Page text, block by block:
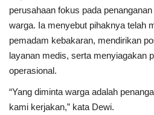
perusahaan fokus pada
warga. Ia menyebut pihaknya telah
pemadam kebakaran, mendirikan
layanan medis, serta menyiagakan
operasional.
“Yang diminta warga adalah
kami kerjakan,” kata Dewi.